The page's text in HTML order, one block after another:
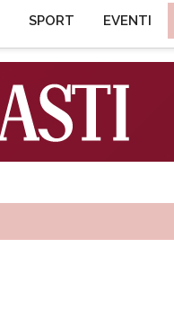
SPORT EVENTI